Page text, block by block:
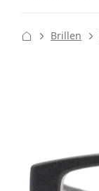
Brillen